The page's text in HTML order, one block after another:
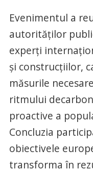
Evenimentul a
autorităților
experți
și construcțiilor,
măsurile
ritmului
proactive a
Concluzia
obiectivele
transforma în